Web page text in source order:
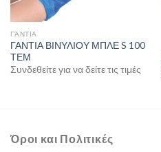
ΓΆΝΤΙΑ
ΓΑΝΤΙΑ ΒΙΝΥΛΙΟΥ ΜΠΛΕ S 100
ΤΕΜ
Συνδεθείτε για να δείτε τις τιμές
Όροι και Πολιτικές